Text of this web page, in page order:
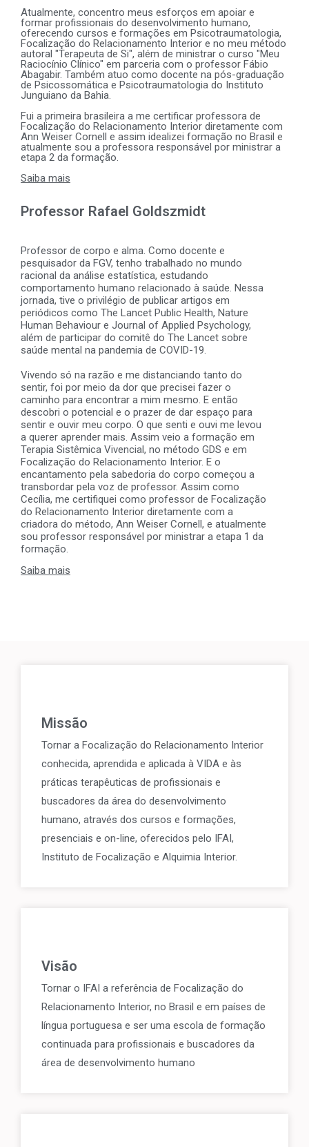
Atualmente, concentro meus esforços em apoiar e
formar profissionais do desenvolvimento humano,
oferecendo cursos e formações em Psicotraumatologia,
Focalização do Relacionamento Interior e no meu método
autoral "Terapeuta de Si", além de ministrar o curso "Meu
Raciocínio Clínico" em parceria com o professor Fábio
Abagabir. Também atuo como docente na pós-graduação
de Psicossomática e Psicotraumatologia do Instituto
Junguiano da Bahia.
Fui a primeira brasileira a me certificar professora de
Focalização do Relacionamento Interior diretamente com
Ann Weiser Cornell e assim idealizei formação no Brasil e
atualmente sou a professora responsável por ministrar a
etapa 2 da formação.
Saiba mais
Professor Rafael Goldszmidt
Professor de corpo e alma. Como docente e
pesquisador da FGV, tenho trabalhado no mundo
racional da análise estatística, estudando
comportamento humano relacionado à saúde. Nessa
jornada, tive o privilégio de publicar artigos em
periódicos como The Lancet Public Health, Nature
Human Behaviour e Journal of Applied Psychology,
além de participar do comitê do The Lancet sobre
saúde mental na pandemia de COVID-19.
Vivendo só na razão e me distanciando tanto do
sentir, foi por meio da dor que precisei fazer o
caminho para encontrar a mim mesmo. E então
descobri o potencial e o prazer de dar espaço para
sentir e ouvir meu corpo. O que senti e ouvi me levou
a querer aprender mais. Assim veio a formação em
Terapia Sistêmica Vivencial, no método GDS e em
Focalização do Relacionamento Interior. E o
encantamento pela sabedoria do corpo começou a
transbordar pela voz de professor. Assim como
Cecília, me certifiquei como professor de Focalização
do Relacionamento Interior diretamente com a
criadora do método, Ann Weiser Cornell, e atualmente
sou professor responsável por ministrar a etapa 1 da
formação.
Saiba mais
Missão
Tornar a Focalização do Relacionamento Interior
conhecida, aprendida e aplicada à VIDA e às
práticas terapêuticas de profissionais e
buscadores da área do desenvolvimento
humano, através dos cursos e formações,
presenciais e on-line, oferecidos pelo IFAI,
Instituto de Focalização e Alquimia Interior.
Visão
Tornar o IFAI a referência de Focalização do
Relacionamento Interior, no Brasil e em países de
língua portuguesa e ser uma escola de formação
continuada para profissionais e buscadores da
área de desenvolvimento humano